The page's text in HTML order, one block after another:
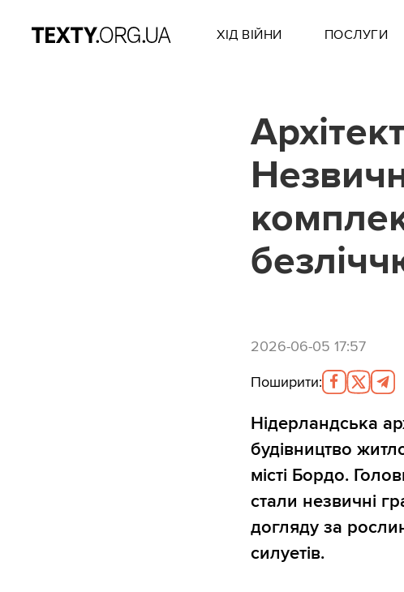
ХІД ВІЙНИ ПОСЛУГИ
2026-06-05 17:57
Поширити:
Нідерландська
будівництво
місті Бордо.
стали незвичні
догляду за
силуетів.